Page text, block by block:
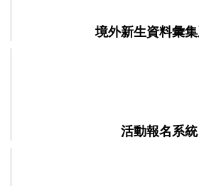
境外新生資料彙
活動報名系統